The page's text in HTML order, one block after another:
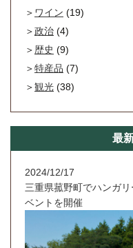
ワイン (19)
政治 (4)
歴史 (9)
特産品 (7)
観光 (38)
最
2024/12/17
三重県菰野町でハンガ
ベントを開催